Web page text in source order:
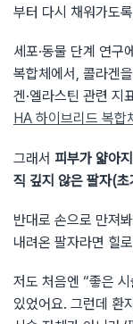
부터 다시 채워가도
세포·동물 단계 연구
복합체에서, 콜라겐
겐·엘라스틴 관련 지
HA 하이브리드 복
그래서 피부가 얇아
직 깊지 않은 팔자(초
반대로 손으로 만져
내려온 팔자라면 힐
저도 처음엔 “좋은
있었어요. 그런데 환